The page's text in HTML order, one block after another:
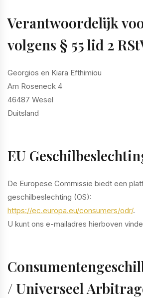
Verantwoordelijk
volgens § 55 lid 2
Georgios en Kiara Efthimiou
Am Roseneck 4
46487 Wesel
Duitsland
EU
De Europese Commissie biedt een
geschilbeslechting (OS):
https://ec.europa.eu/consumers/odr/.
U kunt ons e-mailadres hierboven
/ Universeel